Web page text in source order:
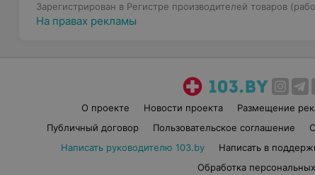
Зарегистрирован в Регистре производителей товаров
На правах рекламы
О проекте Новости проекта Размещение
Публичный договор
Пользовательское соглашение
Написать руководителю 103.by
Написать в
Обработка